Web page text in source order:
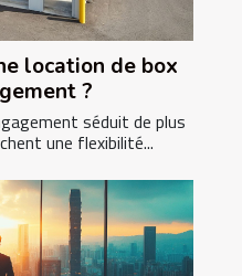
location de box
?
séduit de plus
une flexibilité...